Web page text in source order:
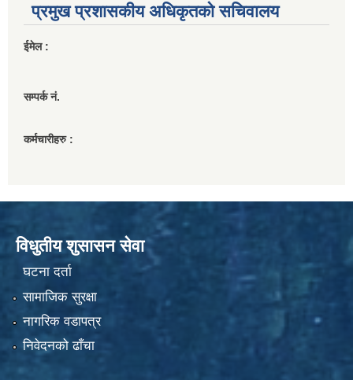
प्रमुख प्रशासकीय अधिकृतको सचिवालय
ईमेल :
सम्पर्क नं.
कर्मचारीहरु :
विधुतीय शुसासन सेवा
घटना दर्ता
सामाजिक सुरक्षा
नागरिक वडापत्र
निवेदनको ढाँचा